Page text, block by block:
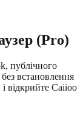
(Pro)
публічного
встановлення
відкрийте Caiioo